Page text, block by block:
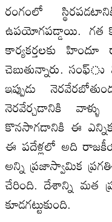
రంగంలో
ఉపయోగపడ్డాయి. గత
కార్యకర్తలకు
చెబుతున్నారు. సంఫ్‌ు
ఇప్పుడు
నెరవేర్చడానికి
కొనసాగడానికి ఈ
ఈ పదేళ్లలో అది
అన్ని ప్రజాస్వామిక
చేరింది. దేశాన్ని మత
కూడగట్టుకుంది.